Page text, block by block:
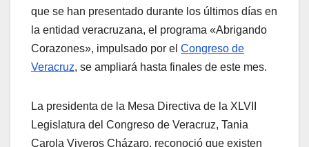
que se han presentado durante los últimos días en
la entidad veracruzana, el programa «Abrigando
Corazones», impulsado por el Congreso de
Veracruz, se ampliará hasta finales de este mes.
La presidenta de la Mesa Directiva de la XLVII
Legislatura del Congreso de Veracruz, Tania
Carola Viveros Cházaro, reconoció que existen